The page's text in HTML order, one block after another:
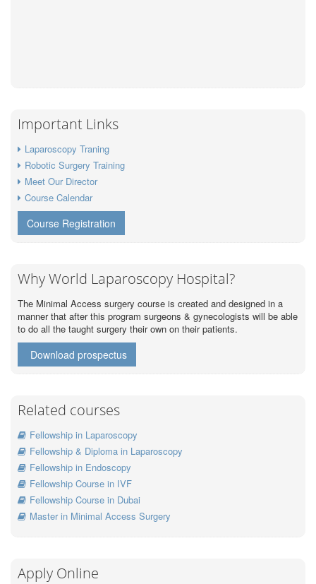
Important Links
Laparoscopy Traning
Robotic Surgery Training
Meet Our Director
Course Calendar
Course Registration
Why World Laparoscopy Hospital?
The Minimal Access surgery course is created and designed in a
manner that after this program surgeons & gynecologists will be able
to do all the taught surgery their own on their patients.
Download prospectus
Related courses
Fellowship in Laparoscopy
Fellowship & Diploma in Laparoscopy
Fellowship in Endoscopy
Fellowship Course in IVF
Fellowship Course in Dubai
Master in Minimal Access Surgery
Apply Online